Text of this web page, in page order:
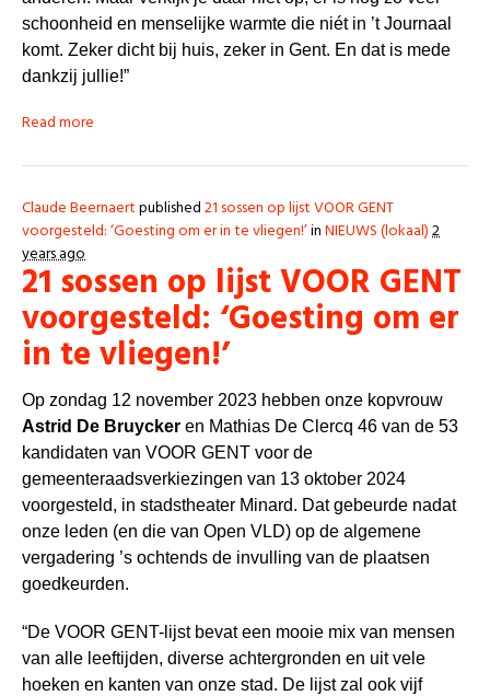
schoonheid en menselijke warmte die niét in ’t Journaal
komt. Zeker dicht bij huis, zeker in Gent. En dat is mede
dankzij jullie!”
Read more
Claude Beernaertpublished21 sossen op lijst VOOR GENT
voorgesteld: ‘Goesting om er in te vliegen!’inNIEUWS (lokaal)2
years ago
21 sossen op lijst VOOR GENT
voorgesteld: ‘Goesting om er
in te vliegen!’
Op zondag 12 november 2023 hebben onze kopvrouw
Astrid De Bruycker en Mathias De Clercq 46 van de 53
kandidaten van VOOR GENT voor de
gemeenteraadsverkiezingen van 13 oktober 2024
voorgesteld, in stadstheater Minard. Dat gebeurde nadat
onze leden (en die van Open VLD) op de algemene
vergadering ’s ochtends de invulling van de plaatsen
goedkeurden.
“De VOOR GENT-lijst bevat een mooie mix van mensen
van alle leeftijden, diverse achtergronden en uit vele
hoeken en kanten van onze stad. De lijst zal ook vijf